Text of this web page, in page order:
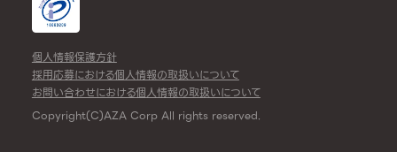
個人情報保護方針
採用応募における個人情報の取扱いについて
お問い合わせにおける個人情報の取扱いについて
Copyright(C)AZA Corp All rights reserved.